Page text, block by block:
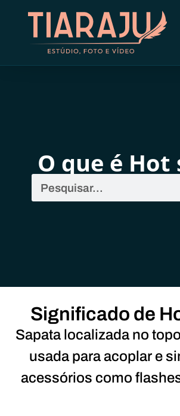
O que é Hot
Significado de
Sapata localizada no
usada para acoplar e
acessórios como